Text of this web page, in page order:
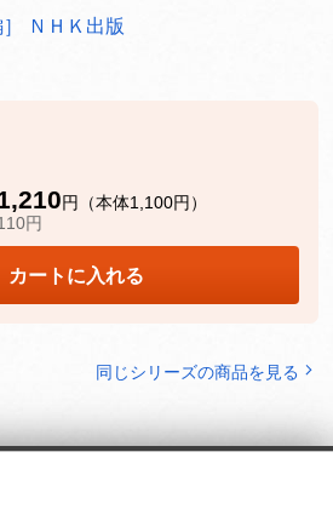
］ ＮＨＫ出版
円（本体1,100円）
円
カートに入れる
同じシリーズの商品を見る